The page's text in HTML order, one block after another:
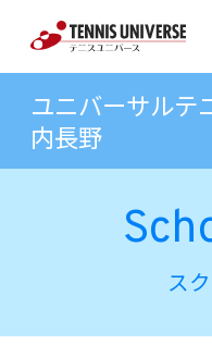
ユニバーサルテ
内長野
ス